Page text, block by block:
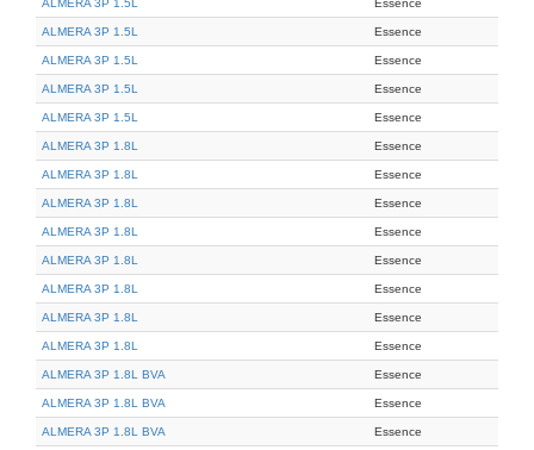
ALMERA 3P 1.5L Essence
ALMERA 3P 1.5L Essence
ALMERA 3P 1.5L Essence
ALMERA 3P 1.5L Essence
ALMERA 3P 1.8L Essence
ALMERA 3P 1.8L Essence
ALMERA 3P 1.8L Essence
ALMERA 3P 1.8L Essence
ALMERA 3P 1.8L Essence
ALMERA 3P 1.8L Essence
ALMERA 3P 1.8L Essence
ALMERA 3P 1.8L Essence
ALMERA 3P 1.8L BVA Essence
ALMERA 3P 1.8L BVA Essence
ALMERA 3P 1.8L BVA Essence